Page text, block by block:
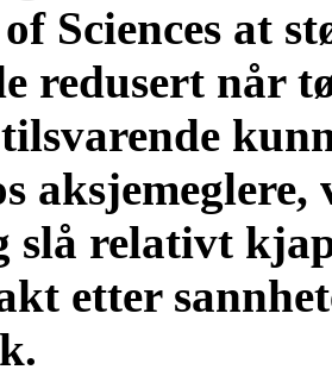
Sciences at
redusert når
aksjemeglere,
slå relativt
etter